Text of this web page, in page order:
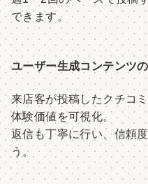
できます。
ユーザー生成コンテンツ
来店客が投稿したクチコ
体験価値を可視化。
返信も丁寧に行い、信頼
う。